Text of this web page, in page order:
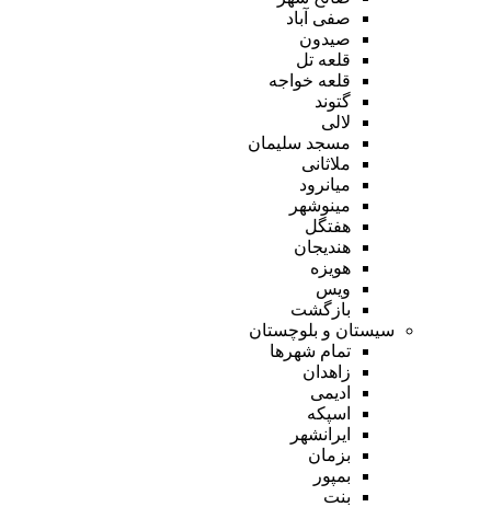
صفی آباد
صیدون
قلعه تل
قلعه خواجه
گتوند
لالی
مسجد سلیمان
ملاثانی
میانرود
مینوشهر
هفتگل
هندیجان
هویزه
ویس
بازگشت
سیستان و بلوچستان
تمام شهر‌ها
زاهدان
ادیمی
اسپکه
ایرانشهر
بزمان
بمپور
بنت